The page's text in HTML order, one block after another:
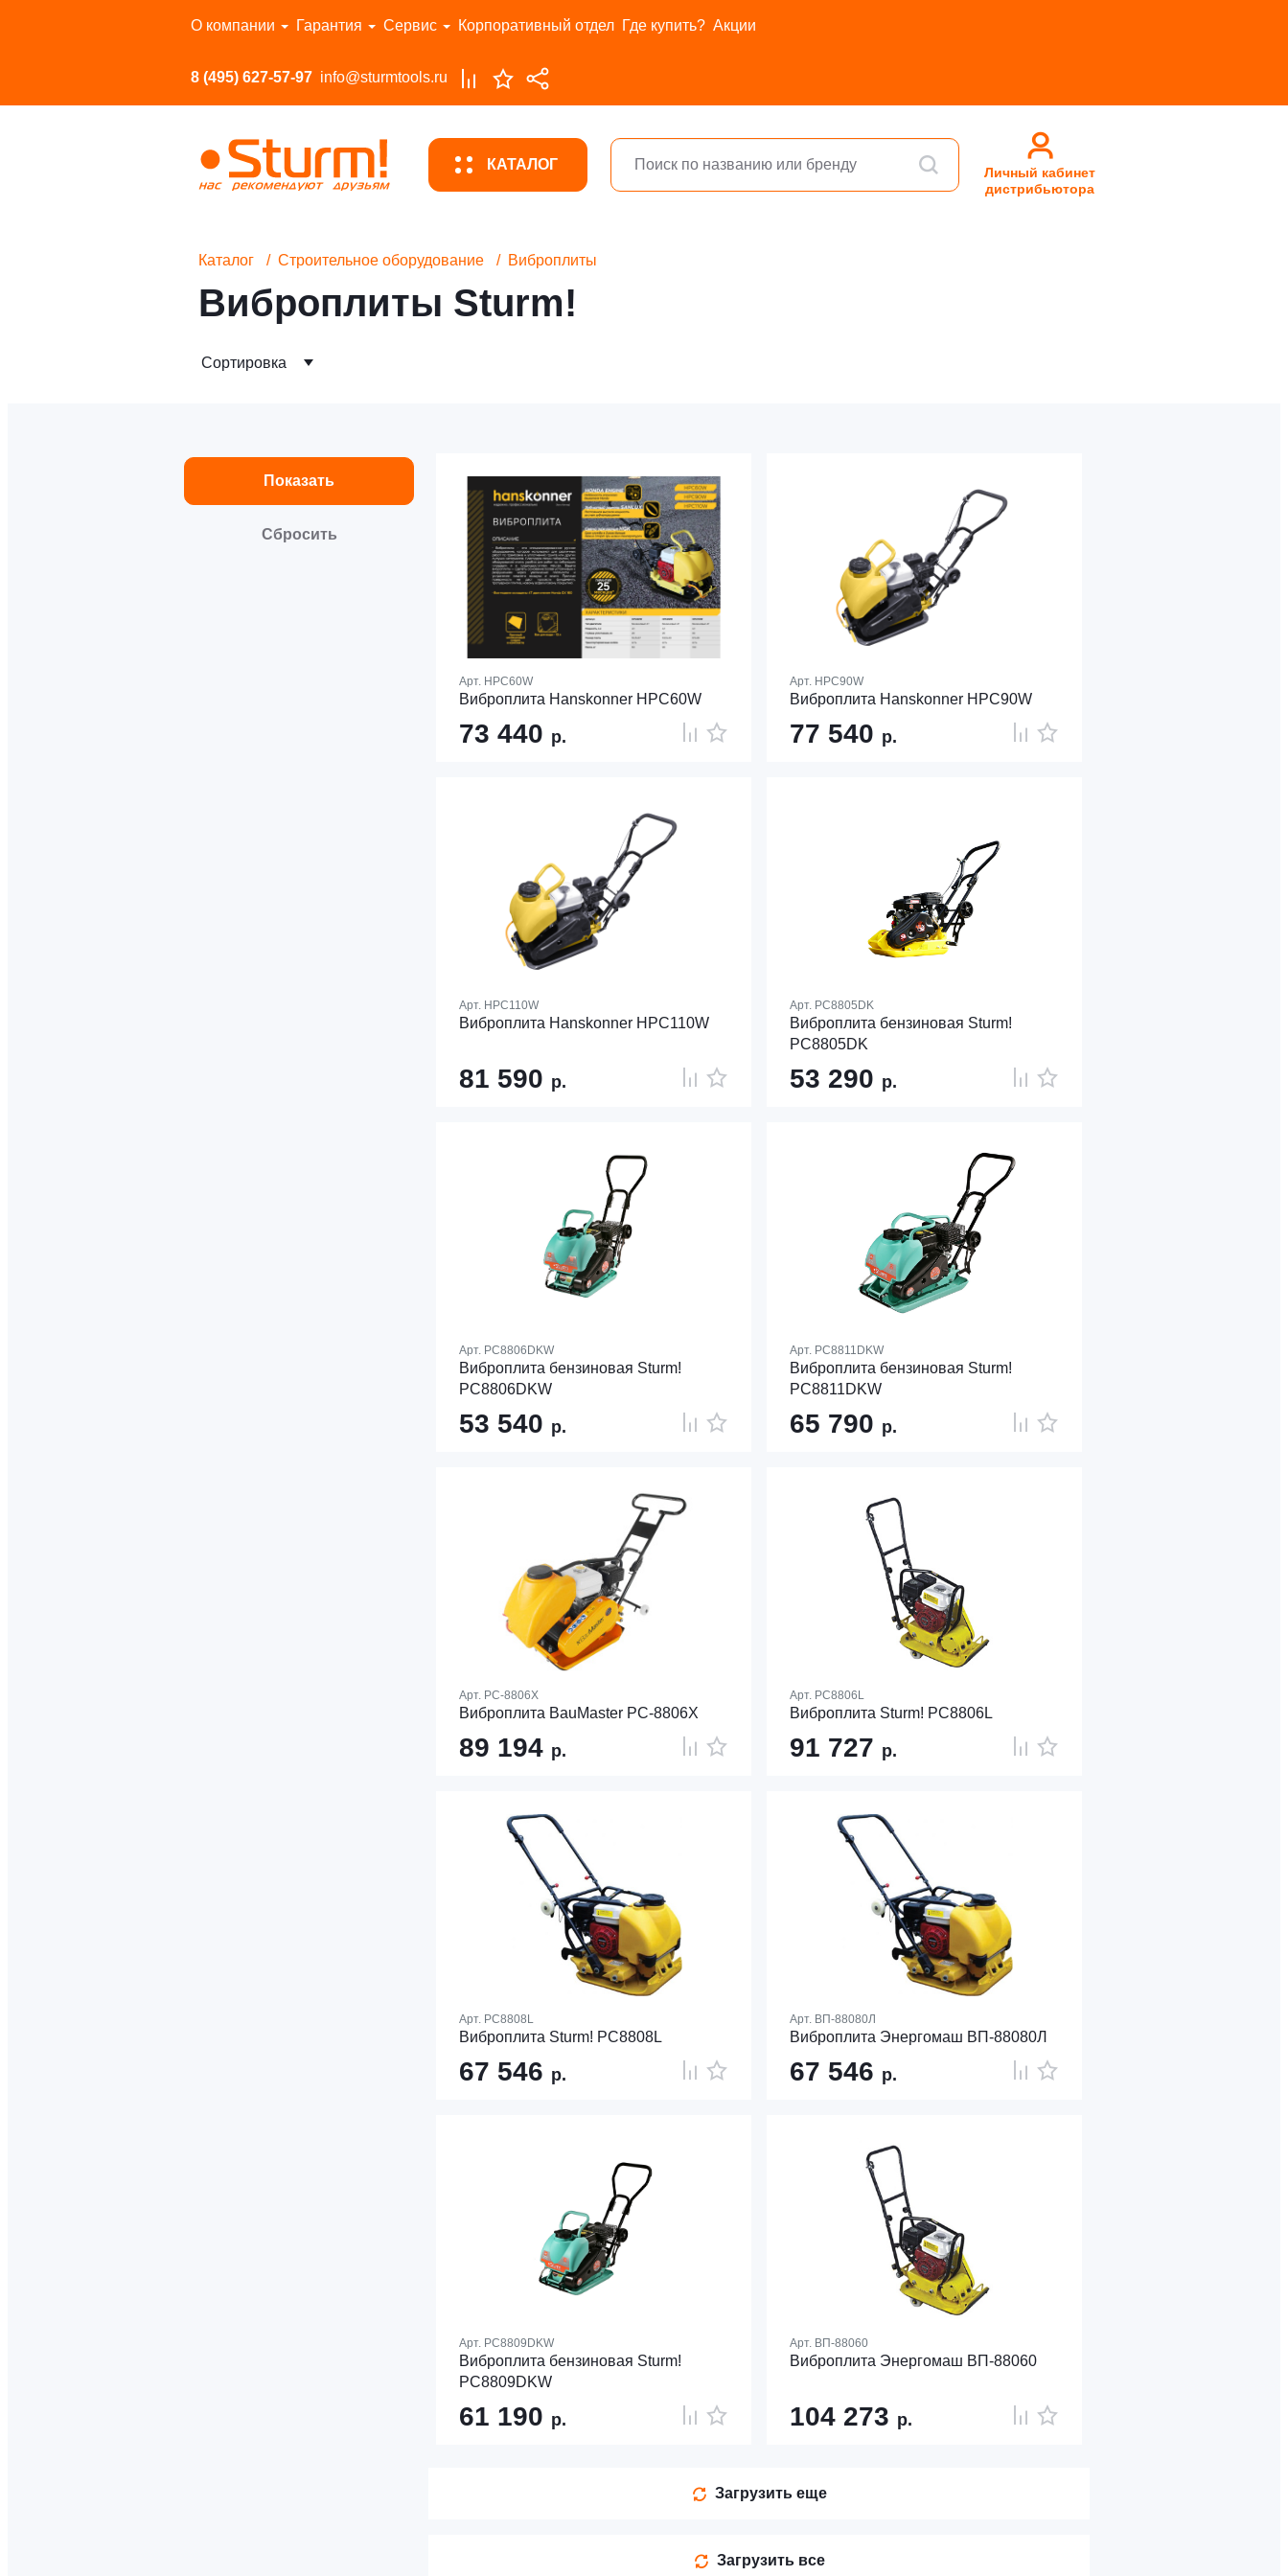
О компании Гарантия Сервис Корпоративный отдел Где купить? Акции
8 (495) 627-57-97 info@sturmtools.ru
КАТАЛОГ
Личный кабинет
дистрибьютора
Перейти в каталог
Каталог Строительное оборудование Виброплиты
Виброплиты Sturm!
Сортировка
Показать
Сбросить
Арт. HPC60W
Виброплита Hanskonner HPC60W
73 440 р.
Арт. HPC90W
Виброплита Hanskonner HPC90W
77 540 р.
Арт. HPC110W
Виброплита Hanskonner HPC110W
81 590 р.
Арт. PC8805DK
Виброплита бензиновая Sturm!
PC8805DK
53 290 р.
Арт. PC8806DKW
Виброплита бензиновая Sturm!
PC8806DKW
53 540 р.
Арт. PC8811DKW
Виброплита бензиновая Sturm!
PC8811DKW
65 790 р.
Арт. PC-8806X
Виброплита BauMaster PC-8806X
89 194 р.
Арт. PC8806L
Виброплита Sturm! PC8806L
91 727 р.
Арт. PC8808L
Виброплита Sturm! PC8808L
67 546 р.
Арт. ВП-88080Л
Виброплита Энергомаш ВП-88080Л
67 546 р.
Арт. PC8809DKW
Виброплита бензиновая Sturm!
PC8809DKW
61 190 р.
Арт. ВП-88060
Виброплита Энергомаш ВП-88060
104 273 р.
Загрузить еще
Загрузить все